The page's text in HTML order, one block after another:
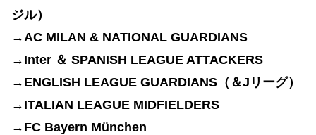
ジル）
→ AC MILAN & NATIONAL GUARDIANS
→Inter ＆ SPANISH LEAGUE ATTACKERS
→ENGLISH LEAGUE GUARDIANS（＆Jリーグ）
→ITALIAN LEAGUE MIDFIELDERS
→FC Bayern München